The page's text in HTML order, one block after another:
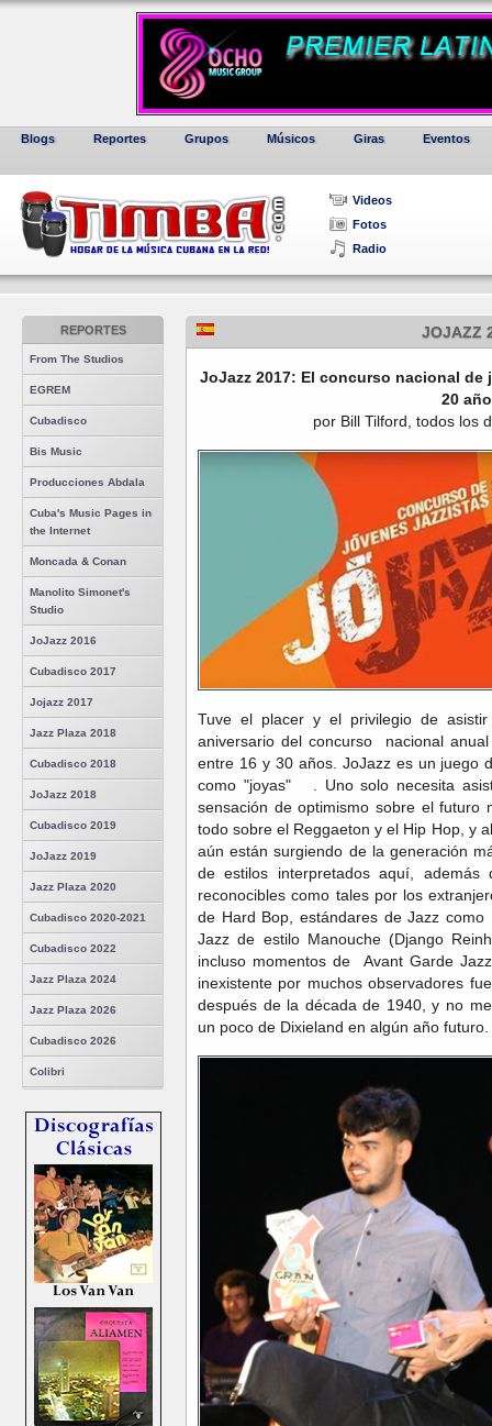
Blogs Reportes Grupos Músicos Giras Eventos
Videos
Fotos
Radio
REPORTES
From The Studios
EGREM
Cubadisco
Bis Music
Producciones Abdala
Cuba's Music Pages in
the Internet
Moncada & Conan
Manolito Simonet's
Studio
JoJazz 2016
Cubadisco 2017
Jojazz 2017
Jazz Plaza 2018
Cubadisco 2018
JoJazz 2018
Cubadisco 2019
JoJazz 2019
Jazz Plaza 2020
Cubadisco 2020-2021
Cubadisco 2022
Jazz Plaza 2024
Jazz Plaza 2026
Cubadisco 2026
Colibri
JOJAZZ
JoJazz 2017: El concurso nacional de
20
por Bill Tilford, todos los
Tuve el placer y el privilegio de
aniversario del concurso nacional
entre 16 y 30 años. JoJazz es un
como "joyas" . Uno solo necesita
sensación de optimismo sobre el futuro
todo sobre el Reggaeton y el Hip Hop, y
aún están surgiendo de la generación
de estilos interpretados aquí, además
reconocibles como tales por los
de Hard Bop, estándares de Jazz
Jazz de estilo Manouche (Django
incluso momentos de Avant Garde
inexistente por muchos observadores
después de la década de 1940, y no
un poco de Dixieland en algún año futuro.